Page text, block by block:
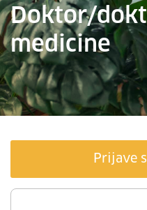
Doktor/
medicine
Prijave